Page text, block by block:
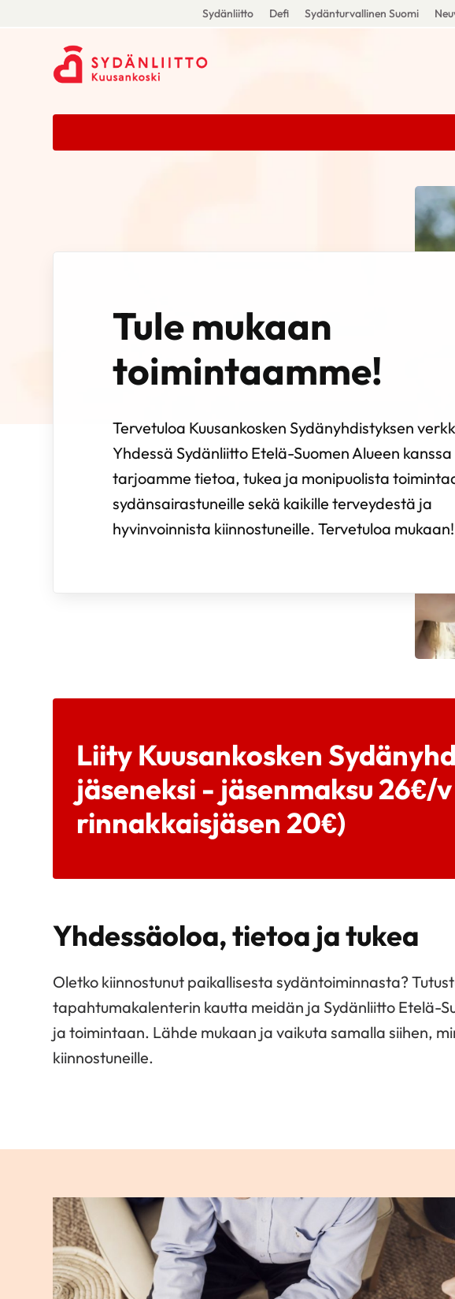
Sydänliitto Defi Sydänturvallinen Suomi
Tule mukaan
toimintaamme!
Tervetuloa Kuusankosken Sydänyhdistyksen
Yhdessä Sydänliitto Etelä-Suomen Alueen kanssa
tarjoamme tietoa, tukea ja monipuolista
sydänsairastuneille sekä kaikille terveydestä ja
hyvinvoinnista kiinnostuneille. Tervetuloa mukaan!
Liity Kuusankosken
jäseneksi - jäsenmaksu 26€/
rinnakkaisjäsen 20€)
Yhdessäoloa, tietoa ja tukea
Oletko kiinnostunut paikallisesta sydäntoiminnasta?
tapahtumakalenterin kautta meidän ja Sydänliitto Etelä-
ja toimintaan. Lähde mukaan ja vaikuta samalla siihen,
kiinnostuneille.